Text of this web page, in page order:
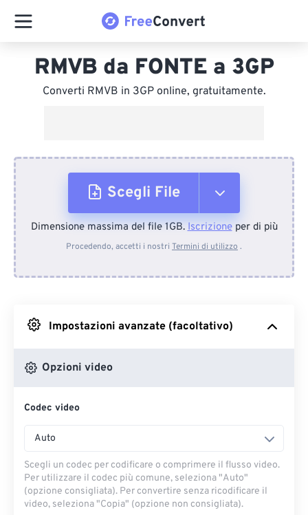
RMVB da FONTE a 3GP
Converti RMVB in 3GP online, gratuitamente.
Scegli File
Dal dispositivo
Da Google Drive
Dimensione massima del file 1GB.Iscrizioneper di più
Procedendo, accetti i nostri Termini di utilizzo .
Impostazioni avanzate (facoltativo)
Opzioni video
Codec video
Auto
Scegli un codec per codificare o comprimere il flusso video.
Per utilizzare il codec più comune, seleziona "Auto"
(opzione consigliata). Per convertire senza ricodificare il
video, seleziona "Copia" (opzione non consigliata).